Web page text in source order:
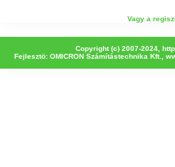
Vagy a
Copyright (c) 2007-2024,
Fejlesztö: OMICRON Számítástechnika Kft.,